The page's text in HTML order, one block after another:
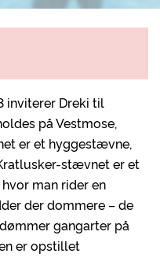
inviterer Dreki til
på Vestmose,
er et hyggestævne,
stævnet er et
man rider en
der dommere – de
gangarter på
er opstillet